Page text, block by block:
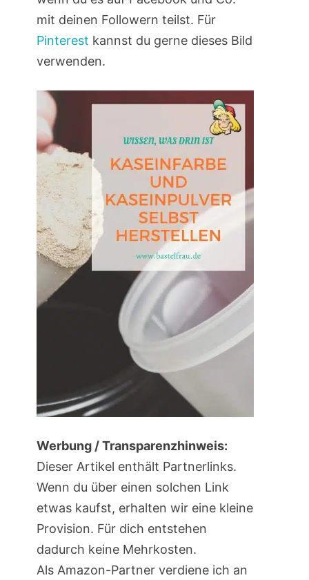
mit deinen Followern teilst. Für
Pinterest kannst du gerne dieses Bild
verwenden.
Werbung / Transparenzhinweis:
Dieser Artikel enthält Partnerlinks.
Wenn du über einen solchen Link
etwas kaufst, erhalten wir eine kleine
Provision. Für dich entstehen
dadurch keine Mehrkosten.
Als Amazon-Partner verdiene ich an